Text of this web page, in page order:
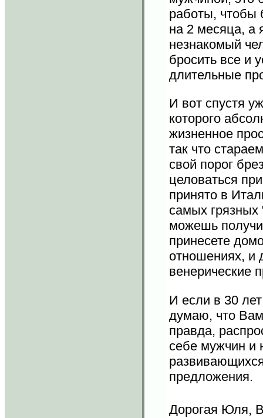
работы, чтобы
на 2 месяца, а
незнакомый
бросить все и
длительные
И вот спустя
которого
жизненное
так что
свой порог
целоваться
принято в
самых грязных
можешь
принесете
отношениях, и
венерические
И если в 30
думаю, что Вам
правда,
себе мужчин и
предложения.
Дорогая Юля,